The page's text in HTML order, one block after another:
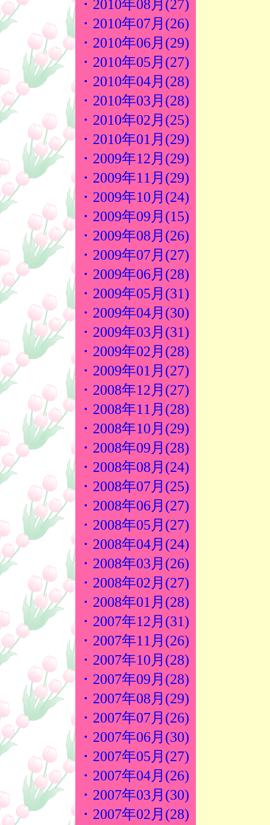
・2010年08月(27)
・2010年07月(26)
・2010年06月(29)
・2010年05月(27)
・2010年04月(28)
・2010年03月(28)
・2010年02月(25)
・2010年01月(29)
・2009年12月(29)
・2009年11月(29)
・2009年10月(24)
・2009年09月(15)
・2009年08月(26)
・2009年07月(27)
・2009年06月(28)
・2009年05月(31)
・2009年04月(30)
・2009年03月(31)
・2009年02月(28)
・2009年01月(27)
・2008年12月(27)
・2008年11月(28)
・2008年10月(29)
・2008年09月(28)
・2008年08月(24)
・2008年07月(25)
・2008年06月(27)
・2008年05月(27)
・2008年04月(24)
・2008年03月(26)
・2008年02月(27)
・2008年01月(28)
・2007年12月(31)
・2007年11月(26)
・2007年10月(28)
・2007年09月(28)
・2007年08月(29)
・2007年07月(26)
・2007年06月(30)
・2007年05月(27)
・2007年04月(26)
・2007年03月(30)
・2007年02月(28)